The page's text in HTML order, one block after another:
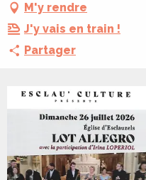
M'y rendre
J'y vais en train !
Partager